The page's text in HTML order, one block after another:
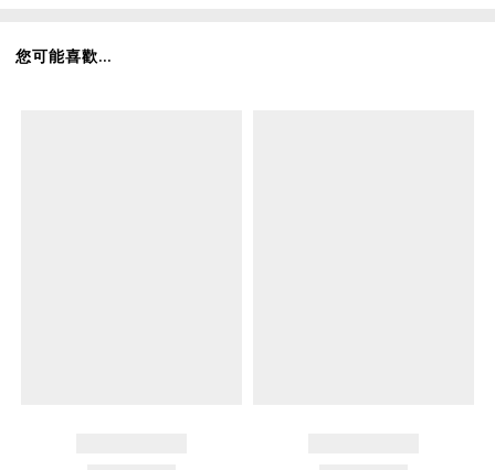
您可能喜歡...